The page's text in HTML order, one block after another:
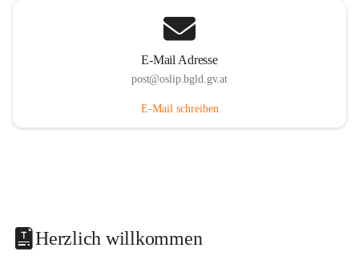
E-Mail Adresse
post@oslip.bgld.gv.at
E-Mail schreiben
Herzlich willkommen